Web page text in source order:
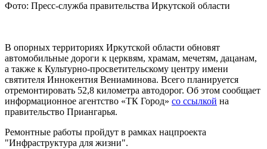
Фото: Пресс-служба правительства Иркутской области
В опорных территориях Иркутской области обновят
автомобильные дороги к церквям, храмам, мечетям, дацанам,
а также к Культурно-просветительскому центру имени
святителя Иннокентия Вениаминова. Всего планируется
отремонтировать 52,8 километра автодорог. Об этом сообщает
информационное агентство «ТК Город» со ссылкой на
правительство Приангарья.
Ремонтные работы пройдут в рамках нацпроекта
"Инфраструктура для жизни".